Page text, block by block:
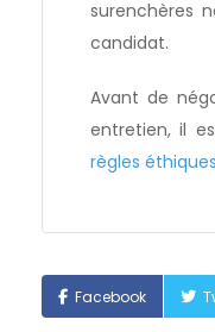
surenchères
candidat.
Avant de
entretien, il
règles
Facebook